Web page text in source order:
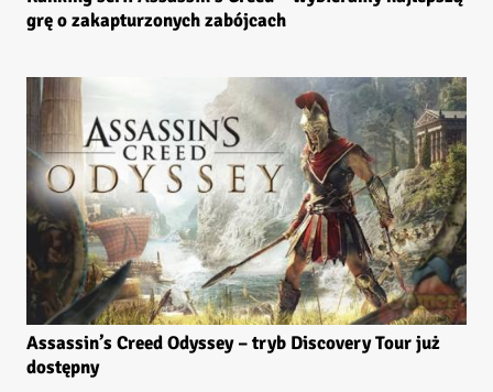
grę o zakapturzonych zabójcach
Assassin’s Creed Odyssey – tryb Discovery Tour już
dostępny